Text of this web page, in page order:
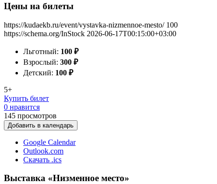
Цены на билеты
https://kudaekb.ru/event/vystavka-nizmennoe-mesto/ 100
https://schema.org/InStock 2026-06-17T00:15:00+03:00
Льготный: 100 ₽
Взрослый: 300 ₽
Детский: 100 ₽
5+
Купить билет
0 нравится
145 просмотров
Добавить в календарь
Google Calendar
Outlook.com
Скачать .ics
Выставка «Низменное место»